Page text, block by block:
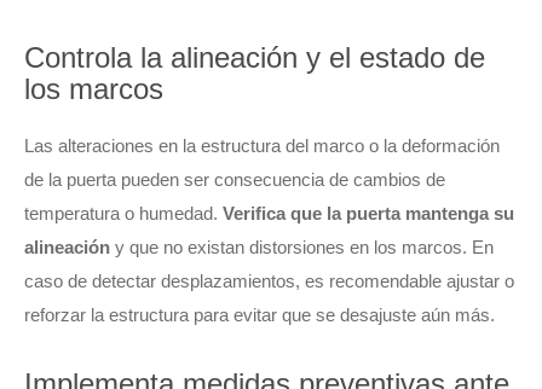
Controla la alineación y el estado de
los marcos
Las alteraciones en la estructura del marco o la deformación
de la puerta pueden ser consecuencia de cambios de
temperatura o humedad. Verifica que la puerta mantenga su
alineación y que no existan distorsiones en los marcos. En
caso de detectar desplazamientos, es recomendable ajustar o
reforzar la estructura para evitar que se desajuste aún más.